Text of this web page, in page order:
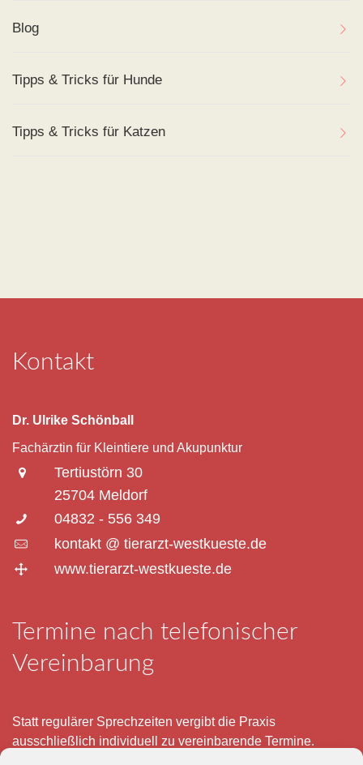
Blog
Tipps & Tricks für Hunde
Tipps & Tricks für Katzen
Kontakt
Dr. Ulrike Schönball
Fachärztin für Kleintiere und Akupunktur
Tertiustörn 30
25704 Meldorf
04832 - 556 349
kontakt @ tierarzt-westkueste.de
www.tierarzt-westkueste.de
Termine nach telefonischer
Vereinbarung
Statt regulärer Sprechzeiten vergibt die Praxis
ausschließlich individuell zu vereinbarende Termine.